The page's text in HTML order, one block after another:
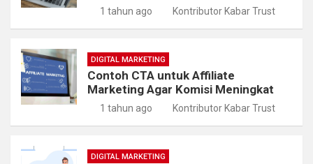
1 tahun ago Kontributor Kabar Trust
DIGITAL MARKETING
Contoh CTA untuk Affiliate
Marketing Agar Komisi Meningkat
1 tahun ago Kontributor Kabar Trust
DIGITAL MARKETING